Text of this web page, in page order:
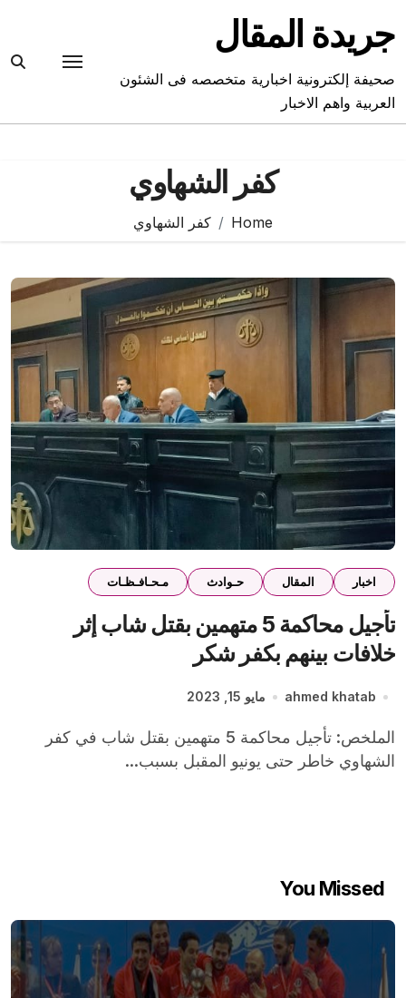
content
جريدة المقال
صحيفة إلكترونية اخبارية متخصصه فى الشئون
العربية واهم الاخبار
كفر الشهاوي
Home كفر الشهاوي
اخبار المقال حـوادث مـحـافـظـات
تأجيل محاكمة 5 متهمين بقتل شاب إثر
خلافات بينهم بكفر شكر
ahmed khatab مايو 15, 2023
الملخص: تأجيل محاكمة 5 متهمين بقتل شاب في كفر
الشهاوي خاطر حتى يونيو المقبل بسبب...
You Missed